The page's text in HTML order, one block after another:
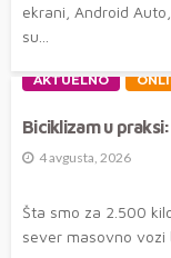
ekrani, Android
su...
AKTUELNO
Biciklizam u
4 avgusta, 2026
Šta smo za 2.500
sever masovno